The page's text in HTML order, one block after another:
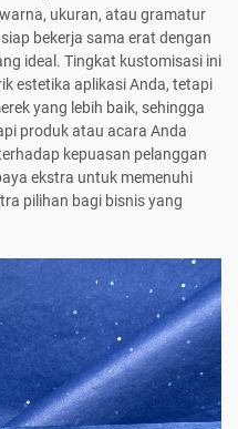
ukuran, atau gramatur
bekerja sama erat dengan
ideal. Tingkat kustomisasi ini
estetika aplikasi Anda, tetapi
yang lebih baik, sehingga
produk atau acara Anda
kepuasan pelanggan
ekstra untuk memenuhi
pilihan bagi bisnis yang